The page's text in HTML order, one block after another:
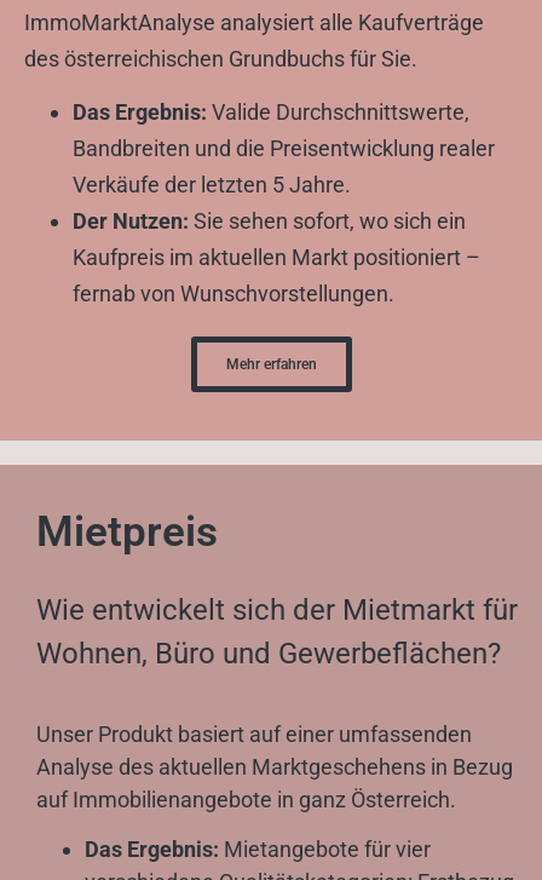
ImmoMarktAnalyse analysiert alle Kaufverträge
des österreichischen Grundbuchs für Sie.
Das Ergebnis: Valide Durchschnittswerte,
Bandbreiten und die Preisentwicklung realer
Verkäufe der letzten 5 Jahre.
Der Nutzen: Sie sehen sofort, wo sich ein
Kaufpreis im aktuellen Markt positioniert –
fernab von Wunschvorstellungen.
Mehr erfahren
Mietpreis
Wie entwickelt sich der Mietmarkt für
Wohnen, Büro und Gewerbeflächen?
Unser Produkt basiert auf einer umfassenden
Analyse des aktuellen Marktgeschehens in Bezug
auf Immobilienangebote in ganz Österreich.
Das Ergebnis: Mietangebote für vier